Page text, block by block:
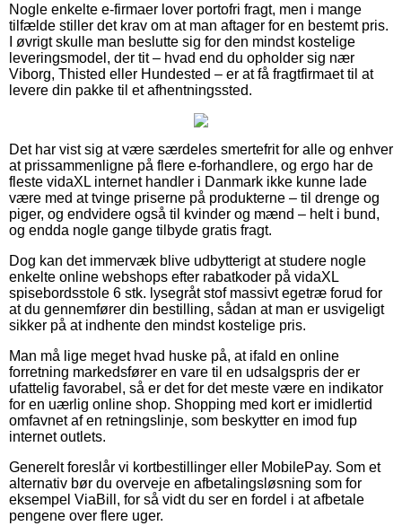
Nogle enkelte e-firmaer lover portofri fragt, men i mange
tilfælde stiller det krav om at man aftager for en bestemt pris.
I øvrigt skulle man beslutte sig for den mindst kostelige
leveringsmodel, der tit – hvad end du opholder sig nær
Viborg, Thisted eller Hundested – er at få fragtfirmaet til at
levere din pakke til et afhentningssted.
Det har vist sig at være særdeles smertefrit for alle og enhver
at prissammenligne på flere e-forhandlere, og ergo har de
fleste vidaXL internet handler i Danmark ikke kunne lade
være med at tvinge priserne på produkterne – til drenge og
piger, og endvidere også til kvinder og mænd – helt i bund,
og endda nogle gange tilbyde gratis fragt.
Dog kan det immervæk blive udbytterigt at studere nogle
enkelte online webshops efter rabatkoder på vidaXL
spisebordsstole 6 stk. lysegråt stof massivt egetræ forud for
at du gennemfører din bestilling, sådan at man er usvigeligt
sikker på at indhente den mindst kostelige pris.
Man må lige meget hvad huske på, at ifald en online
forretning markedsfører en vare til en udsalgspris der er
ufattelig favorabel, så er det for det meste være en indikator
for en uærlig online shop. Shopping med kort er imidlertid
omfavnet af en retningslinje, som beskytter en imod fup
internet outlets.
Generelt foreslår vi kortbestillinger eller MobilePay. Som et
alternativ bør du overveje en afbetalingsløsning som for
eksempel ViaBill, for så vidt du ser en fordel i at afbetale
pengene over flere uger.